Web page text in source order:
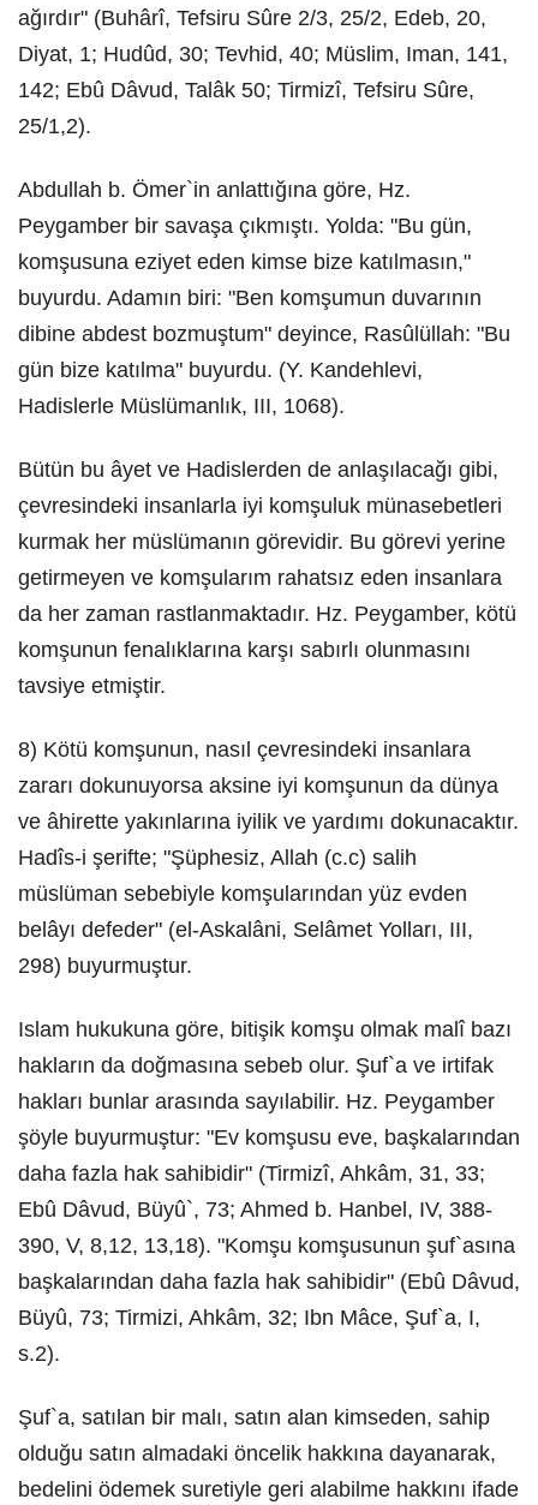
ağırdır" (Buhârî, Tefsiru Sûre 2/3, 25/2, Edeb, 20,
Diyat, 1; Hudûd, 30; Tevhid, 40; Müslim, Iman, 141,
142; Ebû Dâvud, Talâk 50; Tirmizî, Tefsiru Sûre,
25/1,2).
Abdullah b. Ömer`in anlattığına göre, Hz.
Peygamber bir savaşa çıkmıştı. Yolda: "Bu gün,
komşusuna eziyet eden kimse bize katılmasın,"
buyurdu. Adamın biri: "Ben komşumun duvarının
dibine abdest bozmuştum" deyince, Rasûlüllah: "Bu
gün bize katılma" buyurdu. (Y. Kandehlevi,
Hadislerle Müslümanlık, III, 1068).
Bütün bu âyet ve Hadislerden de anlaşılacağı gibi,
çevresindeki insanlarla iyi komşuluk münasebetleri
kurmak her müslümanın görevidir. Bu görevi yerine
getirmeyen ve komşularım rahatsız eden insanlara
da her zaman rastlanmaktadır. Hz. Peygamber, kötü
komşunun fenalıklarına karşı sabırlı olunmasını
tavsiye etmiştir.
8) Kötü komşunun, nasıl çevresindeki insanlara
zararı dokunuyorsa aksine iyi komşunun da dünya
ve âhirette yakınlarına iyilik ve yardımı dokunacaktır.
Hadîs-i şerifte; "Şüphesiz, Allah (c.c) salih
müslüman sebebiyle komşularından yüz evden
belâyı defeder" (el-Askalâni, Selâmet Yolları, III,
298) buyurmuştur.
Islam hukukuna göre, bitişik komşu olmak malî bazı
hakların da doğmasına sebeb olur. Şuf`a ve irtifak
hakları bunlar arasında sayılabilir. Hz. Peygamber
şöyle buyurmuştur: "Ev komşusu eve, başkalarından
daha fazla hak sahibidir" (Tirmizî, Ahkâm, 31, 33;
Ebû Dâvud, Büyû`, 73; Ahmed b. Hanbel, IV, 388-
390, V, 8,12, 13,18). "Komşu komşusunun şuf`asına
başkalarından daha fazla hak sahibidir" (Ebû Dâvud,
Büyû, 73; Tirmizi, Ahkâm, 32; Ibn Mâce, Şuf`a, I,
s.2).
Şuf`a, satılan bir malı, satın alan kimseden, sahip
olduğu satın almadaki öncelik hakkına dayanarak,
bedelini ödemek suretiyle geri alabilme hakkını ifade